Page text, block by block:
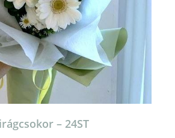
– 24ST